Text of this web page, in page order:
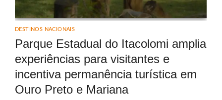
DESTINOS NACIONAIS
Parque Estadual do Itacolomi amplia
experiências para visitantes e
incentiva permanência turística em
Ouro Preto e Mariana